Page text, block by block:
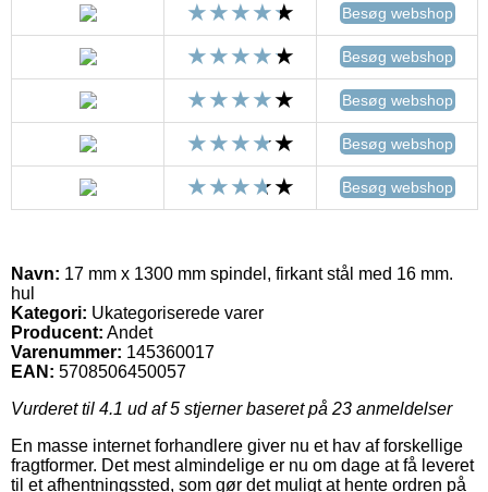
Besøg webshop
Besøg webshop
Besøg webshop
Besøg webshop
Besøg webshop
Navn: 17 mm x 1300 mm spindel, firkant stål med 16 mm.
hul
Kategori: Ukategoriserede varer
Producent: Andet
Varenummer: 145360017
EAN: 5708506450057
Vurderet til 4.1 ud af 5 stjerner baseret på 23 anmeldelser
En masse internet forhandlere giver nu et hav af forskellige
fragtformer. Det mest almindelige er nu om dage at få leveret
til et afhentningssted, som gør det muligt at hente ordren på